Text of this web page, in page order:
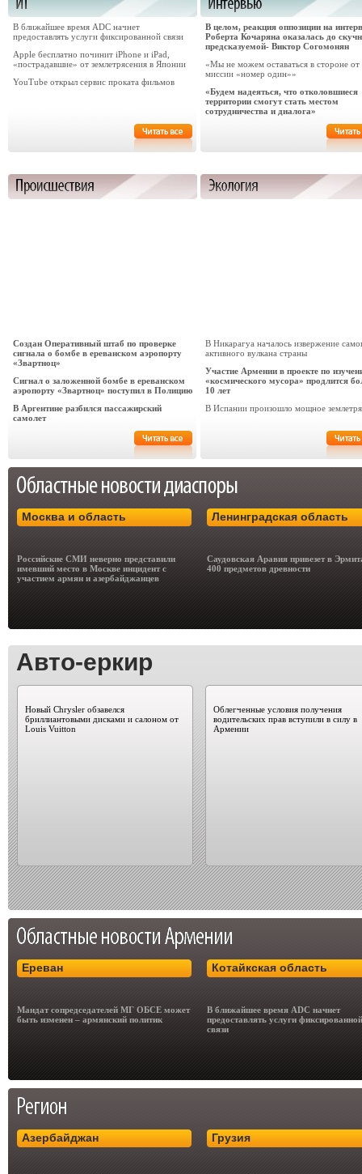
В ближайшее время ADC начнет
предоставлять услуги фиксированной связи
Apple бесплатно починит iPhone и iPad,
«пострадавшие» от землетрясения в Японии
YouTube открыл сервис проката фильмов
В целом, реакция оппозиции на
Роберта Кочаряна оказалась до
предсказуемой- Виктор Согомонян
«Мы не можем оставаться в стороне от
миссии «номер один»»
«Будем надеяться, что отколовшиеся
территории смогут стать местом
сотрудничества и диалога»
Создан Оперативный штаб по проверке
сигнала о бомбе в ереванском аэропорту
«Звартноц»
Сигнал о заложенной бомбе в ереванском
аэропорту «Звартноц» поступил в Полицию
В Аргентине разбился пассажирский
самолет
В Никарагуа началось извержение
активного вулкана страны
Участие Армении в проекте по
«космического мусора» продлится
10 лет
В Испании произошло мощное
Москва и область
Российские СМИ неверно представили
имевший место в Москве инцидент с
участием армян и азербайджанцев
Ленинградская область
Саудовская Аравия привезет в
400 предметов древности
Авто-еркир
Новый Chrysler обзавелся
бриллиантовыми дисками и салоном от
Louis Vuitton
Облегченные условия получения
водительских прав вступили в силу в
Армении
Ереван
Мандат сопредседателей МГ ОБСЕ может
быть изменен – армянский политик
Котайкская область
В ближайшее время ADC начнет
предоставлять услуги фиксированной
связи
Азербайджан Грузия